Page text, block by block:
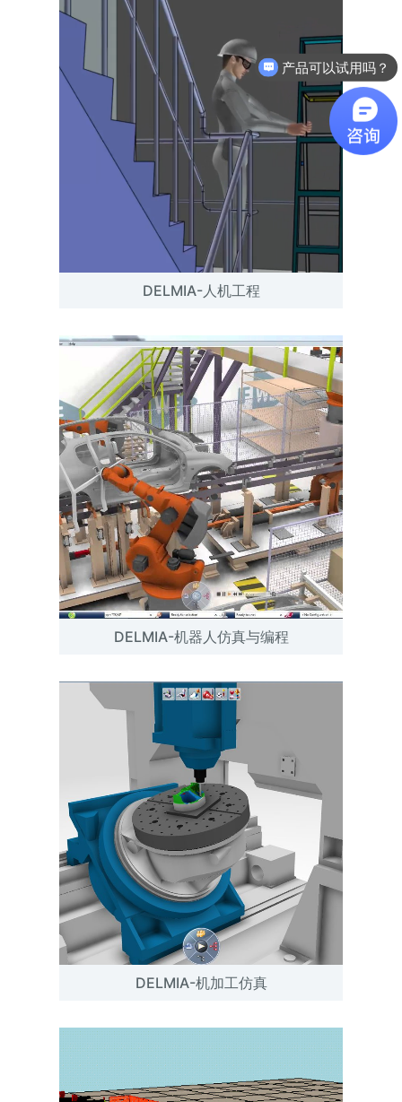
DELMIA-人机工程
DELMIA-机器人仿真与编程
DELMIA-机加工仿真
软件有折扣吗？